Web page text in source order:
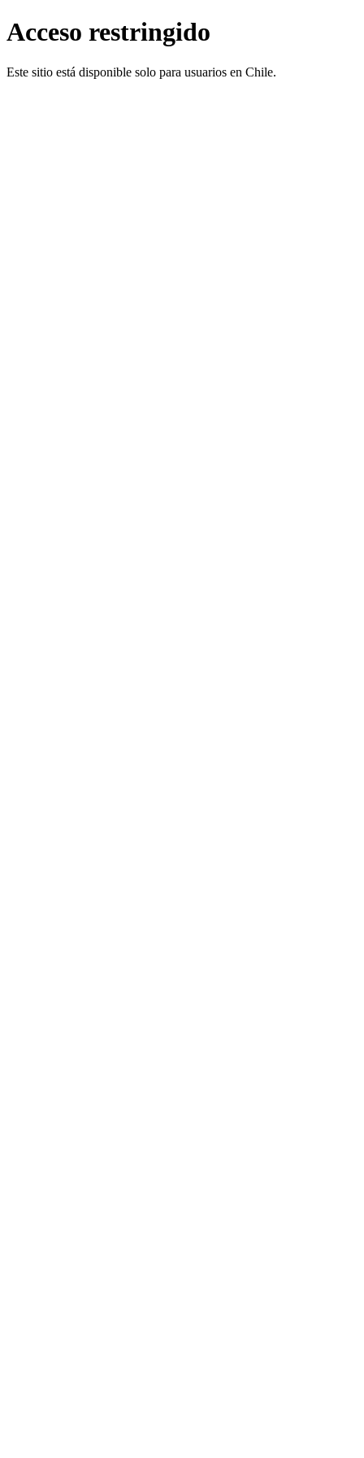
Acceso restringido
Este sitio está disponible solo para usuarios en Chile.